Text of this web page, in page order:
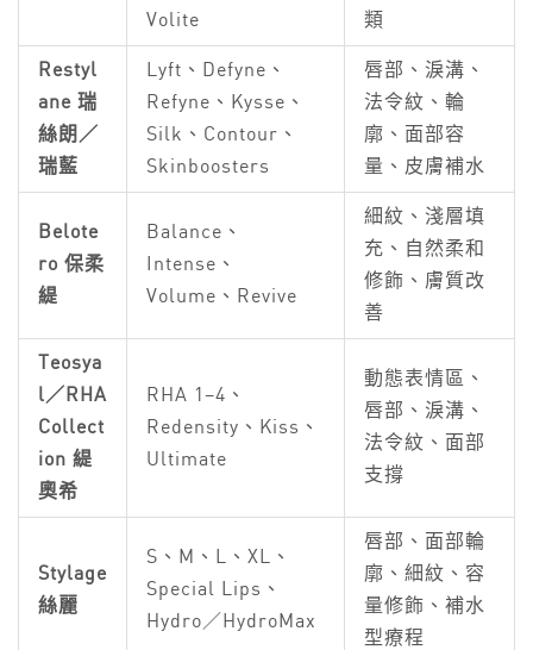
Volite
類
Restyl
ane 瑞
絲朗／
瑞藍
Lyft、Defyne、
Refyne、Kysse、
Silk、Contour、
Skinboosters
唇部、淚溝、
法令紋、輪
廓、面部容
量、皮膚補水
Belote
ro 保柔
緹
Balance、
Intense、
Volume、Revive
細紋、淺層填
充、自然柔和
修飾、膚質改
善
Teosya
l／RHA
Collect
ion 緹
奧希
RHA 1–4、
Redensity、Kiss、
Ultimate
動態表情區、
唇部、淚溝、
法令紋、面部
支撐
Stylage
絲麗
S、M、L、XL、
Special Lips、
Hydro／HydroMax
唇部、面部輪
廓、細紋、容
量修飾、補水
型療程